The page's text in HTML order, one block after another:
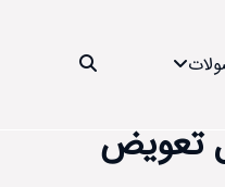
مشکل تعویض